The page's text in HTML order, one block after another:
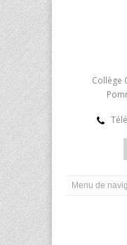
Collège